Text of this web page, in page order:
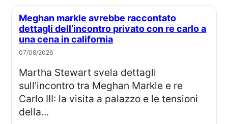
Meghan markle avrebbe raccontato
dettagli dell’incontro privato con re carlo a
una cena in california
07/08/2026
Martha Stewart svela dettagli
sull’incontro tra Meghan Markle e re
Carlo III: la visita a palazzo e le tensioni
della...